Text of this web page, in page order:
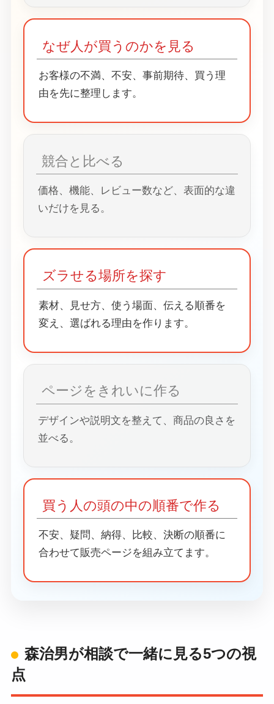
なぜ人が買うのかを見る
お客様の不満、不安、事前期待、買う理
由を先に整理します。
競合と比べる
価格、機能、レビュー数など、表面的な違
いだけを見る。
ズラせる場所を探す
素材、見せ方、使う場面、伝える順番を
変え、選ばれる理由を作ります。
ページをきれいに作る
デザインや説明文を整えて、商品の良さを
並べる。
買う人の頭の中の順番で作る
不安、疑問、納得、比較、決断の順番に
合わせて販売ページを組み立てます。
森治男が相談で一緒に見る5つの視
点